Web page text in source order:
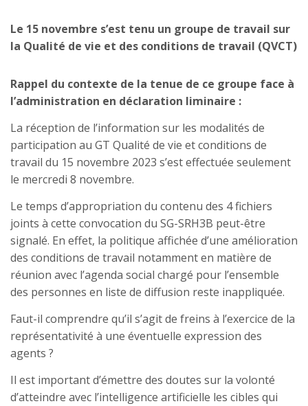
Le 15 novembre s’est tenu un groupe de travail sur
la Qualité de vie et des conditions de travail (QVCT)
Rappel du contexte de la tenue de ce groupe face à
l’administration en déclaration liminaire :
La réception de l’information sur les modalités de
participation au GT Qualité de vie et conditions de
travail du 15 novembre 2023 s’est effectuée seulement
le mercredi 8 novembre.
Le temps d’appropriation du contenu des 4 fichiers
joints à cette convocation du SG-SRH3B peut-être
signalé. En effet, la politique affichée d’une amélioration
des conditions de travail notamment en matière de
réunion avec l’agenda social chargé pour l’ensemble
des personnes en liste de diffusion reste inappliquée.
Faut-il comprendre qu’il s’agit de freins à l’exercice de la
représentativité à une éventuelle expression des
agents ?
Il est important d’émettre des doutes sur la volonté
d’atteindre avec l’intelligence artificielle les cibles qui